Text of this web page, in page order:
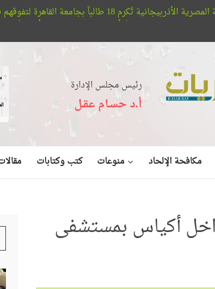
الأذربيجانية
أفلا تبصرون.. حيتان الأوركا تُعلن عن بديع صنع الله في
رئيس مجلس الإدارة
أ.د حسـام عقـل
مكافحة الإلحاد منوعات كتب وكتابات
أكياس بمستشفى